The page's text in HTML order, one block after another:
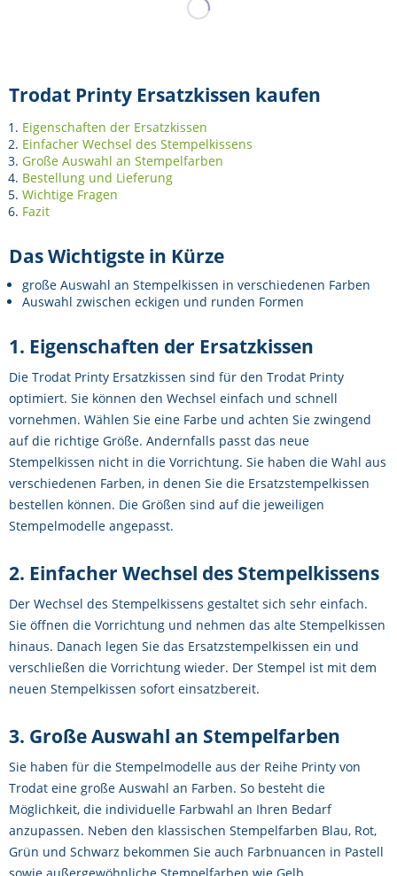
Trodat Printy Ersatzkissen kaufen
Eigenschaften der Ersatzkissen
Einfacher Wechsel des Stempelkissens
Große Auswahl an Stempelfarben
Bestellung und Lieferung
Wichtige Fragen
Fazit
Das Wichtigste in Kürze
große Auswahl an Stempelkissen in verschiedenen Farben
Auswahl zwischen eckigen und runden Formen
1. Eigenschaften der Ersatzkissen
Die Trodat Printy Ersatzkissen sind für den Trodat Printy
optimiert. Sie können den Wechsel einfach und schnell
vornehmen. Wählen Sie eine Farbe und achten Sie zwingend
auf die richtige Größe. Andernfalls passt das neue
Stempelkissen nicht in die Vorrichtung. Sie haben die Wahl aus
verschiedenen Farben, in denen Sie die Ersatzstempelkissen
bestellen können. Die Größen sind auf die jeweiligen
Stempelmodelle angepasst.
2. Einfacher Wechsel des Stempelkissens
Der Wechsel des Stempelkissens gestaltet sich sehr einfach.
Sie öffnen die Vorrichtung und nehmen das alte Stempelkissen
hinaus. Danach legen Sie das Ersatzstempelkissen ein und
verschließen die Vorrichtung wieder. Der Stempel ist mit dem
neuen Stempelkissen sofort einsatzbereit.
3. Große Auswahl an Stempelfarben
Sie haben für die Stempelmodelle aus der Reihe Printy von
Trodat eine große Auswahl an Farben. So besteht die
Möglichkeit, die individuelle Farbwahl an Ihren Bedarf
anzupassen. Neben den klassischen Stempelfarben Blau, Rot,
Grün und Schwarz bekommen Sie auch Farbnuancen in Pastell